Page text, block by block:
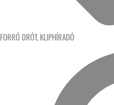
FORRÓ DRÓT, KLIPHÍRADÓ